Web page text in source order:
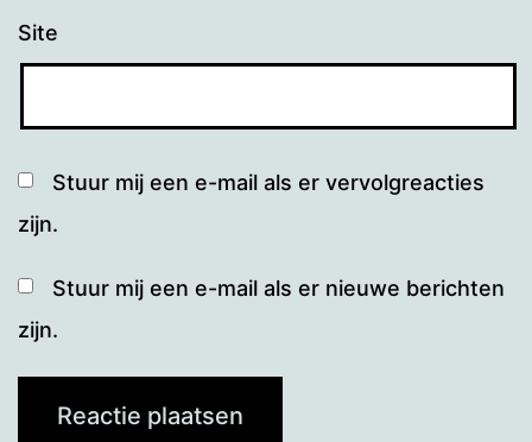
Site
Stuur mij een e-mail als er vervolgreacties
zijn.
Stuur mij een e-mail als er nieuwe berichten
zijn.